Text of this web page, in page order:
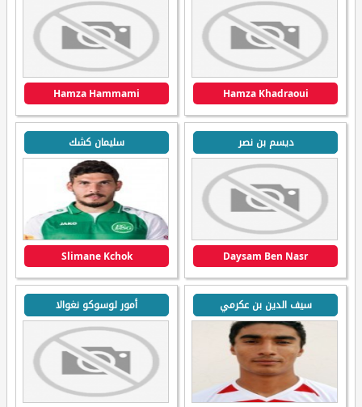
Hamza Khadraoui
Hamza Hammami
ديسم بن نصر
Daysam Ben Nasr
سليمان كشك
Slimane Kchok
سيف الدين بن عكرمي أمور لوسوكو نغوالا